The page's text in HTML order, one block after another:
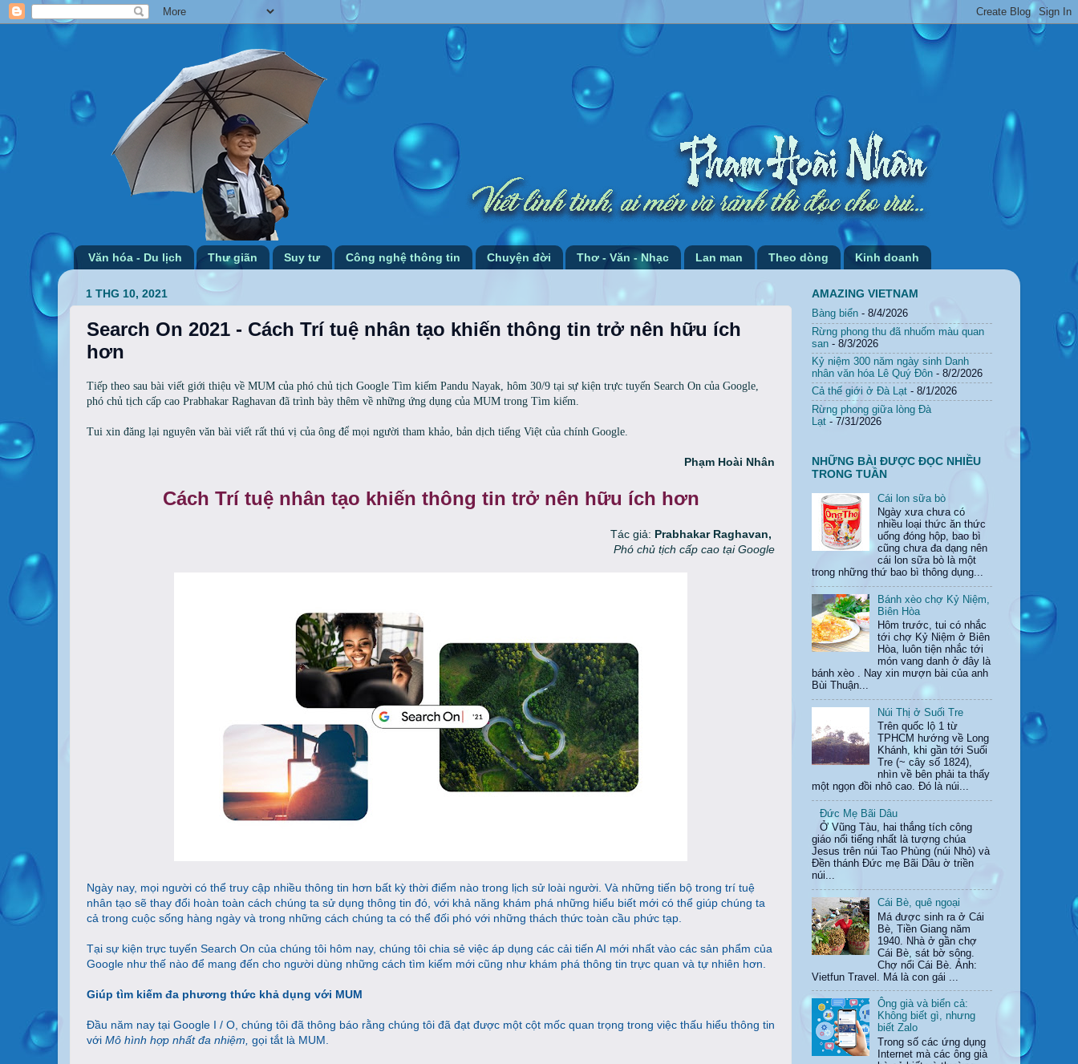
Văn hóa - Du lịch Thư giãn Suy tư Công nghệ thông tin Chuyện đời Thơ - Văn - Nhạc Lan man Theo dòng Kinh doanh
1 THG 10, 2021
Search On 2021 - Cách Trí tuệ nhân tạo khiến thông tin trở nên hữu ích
hơn
Tiếp theo sau bài viết giới thiệu về MUM của phó chủ tịch Google Tìm kiếm Pandu Nayak, hôm 30/9 tại sự kiện trực tuyến Search On của Google,
phó chủ tịch cấp cao Prabhakar Raghavan đã trình bày thêm về những ứng dụng của MUM trong Tìm kiếm.
Tui xin đăng lại nguyên văn bài viết rất thú vị của ông để mọi người tham khảo, bản dịch tiếng Việt của chính Google.
Phạm Hoài Nhân
Cách Trí tuệ nhân tạo khiến thông tin trở nên hữu ích hơn
Tác giả: Prabhakar Raghavan,
Phó chủ tịch cấp cao tại Google
Ngày nay, mọi người có thể truy cập nhiều thông tin hơn bất kỳ thời điểm nào trong lịch sử loài người. Và những tiến bộ trong trí tuệ
nhân tạo sẽ thay đổi hoàn toàn cách chúng ta sử dụng thông tin đó, với khả năng khám phá những hiểu biết mới có thể giúp chúng ta
cả trong cuộc sống hàng ngày và trong những cách chúng ta có thể đối phó với những thách thức toàn cầu phức tạp.
Tại sự kiện trực tuyến Search On của chúng tôi hôm nay, chúng tôi chia sẻ việc áp dụng các cải tiến AI mới nhất vào các sản phẩm của
Google như thế nào để mang đến cho người dùng những cách tìm kiếm mới cũng như khám phá thông tin trực quan và tự nhiên hơn.
Giúp tìm kiếm đa phương thức khả dụng với MUM
Đầu năm nay tại Google I / O, chúng tôi đã thông báo rằng chúng tôi đã đạt được một cột mốc quan trọng trong việc thấu hiểu thông tin
với Mô hình hợp nhất đa nhiệm gọi tắt là MUM.
AMAZING VIETNAM
Bàng biển - 8/4/2026
Rừng phong thu đã nhuốm màu quan
san - 8/3/2026
Kỷ niệm 300 năm ngày sinh Danh
nhân văn hóa Lê Quý Đôn - 8/2/2026
Cả thế giới ở Đà Lạt - 8/1/2026
Rừng phong giữa lòng Đà
Lạt - 7/31/2026
NHỮNG BÀI ĐƯỢC ĐỌC NHIỀU
TRONG TUẦN
Cái lon sữa bò
Ngày xưa chưa có
nhiều loại thức ăn thức
uống đóng hộp, bao bì
cũng chưa đa dạng nên
cái lon sữa bò là một
trong những thứ bao bì thông dụng...
Bánh xèo chợ Kỷ Niệm,
Biên Hòa
Hôm trước, tui có nhắc
tới chợ Kỷ Niệm ở Biên
Hòa, luôn tiện nhắc tới
món vang danh ở đây là
bánh xèo . Nay xin mượn bài của anh
Bùi Thuận...
Núi Thị ở Suối Tre
Trên quốc lộ 1 từ
TPHCM hướng về Long
Khánh, khi gần tới Suối
Tre (~ cây số 1824),
nhìn về bên phải ta thấy
một ngọn đồi nhô cao. Đó là núi...
Đức Mẹ Bãi Dâu
Ở Vũng Tàu, hai thắng tích công
giáo nổi tiếng nhất là tượng chúa
Jesus trên núi Tao Phùng (núi Nhỏ) và
Đền thánh Đức mẹ Bãi Dâu ờ triền
núi...
Cái Bè, quê ngoại
Má được sinh ra ở Cái
Bè, Tiền Giang năm
1940. Nhà ở gần chợ
Cái Bè, sát bờ sông.
Chợ nổi Cái Bè. Ảnh:
Vietfun Travel. Má là con gái ...
Ông già và biển cả:
Không biết gì, nhưng
biết Zalo
Trong số các ứng dụng
Internet mà các ông già